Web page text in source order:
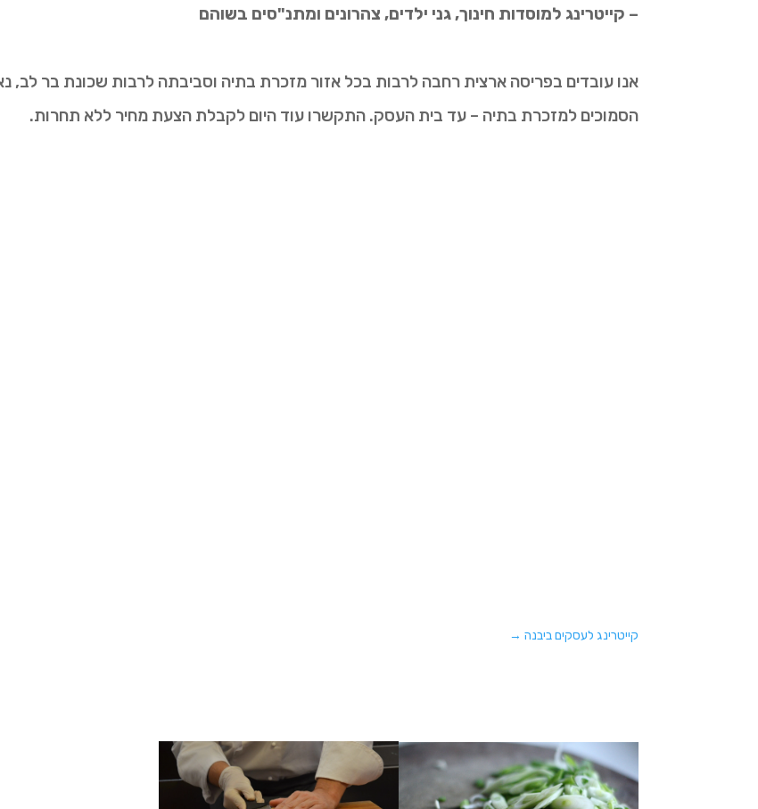
– קייטרינג למוסדות חינוך, גני ילדים, צהרונים ומתנ"סים בשוהם
אנו עובדים בפריסה ארצית רחבה לרבות בכל אזור מזכרת בתיה וסביבתה לרבות שכונת בר לב,
הסמוכים למזכרת בתיה – עד בית העסק. התקשרו עוד היום לקבלת הצעת מחיר ללא תחרות.
קייטרינג לעסקים ביבנה →